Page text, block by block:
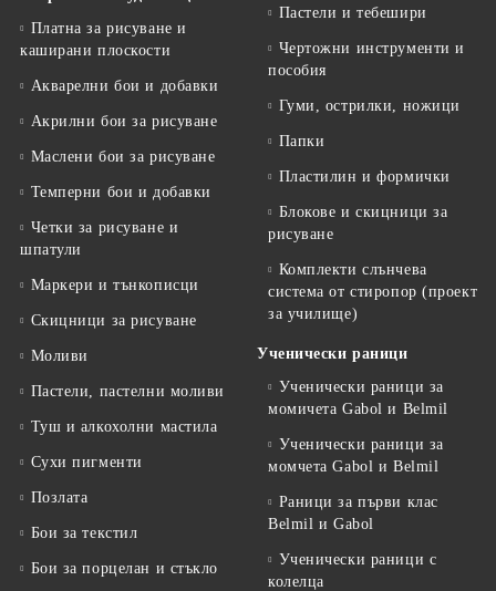
Платна за рисуване и
каширани плоскости
Акварелни бои и добавки
Акрилни бои за рисуване
Маслени бои за рисуване
Темперни бои и добавки
Четки за рисуване и
шпатули
Маркери и тънкописци
Скицници за рисуване
Моливи
Пастели, пастелни моливи
Туш и алкохолни мастила
Сухи пигменти
Позлата
Бои за текстил
Бои за порцелан и стъкло
Пастели и тебешири
Чертожни инструменти и
пособия
Гуми, острилки, ножици
Папки
Пластилин и формички
Блокове и скицници за
рисуване
Комплекти слънчева
система от стиропор (проект
за училище)
Ученически раници
Ученически раници за
момичета Gabol и Belmil
Ученически раници за
момчета Gabol и Belmil
Раници за първи клас
Belmil и Gabol
Ученически раници с
колелца